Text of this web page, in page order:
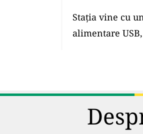
Stația vine cu
alimentare